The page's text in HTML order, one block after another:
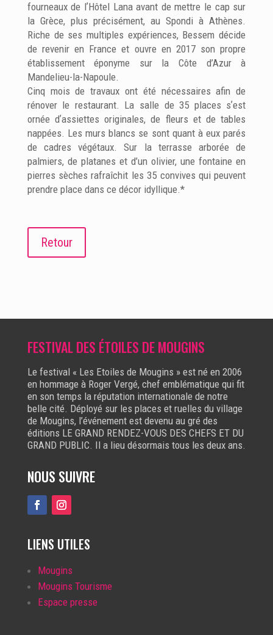
fourneaux de lʼHôtel Lana avant de mettre le cap sur
la Grèce, plus précisément, au Spondi à Athènes.
Riche de ses multiples expériences, Bessem décide
de revenir en France et ouvre en 2017 son propre
établissement éponyme sur la Côte d’Azur à
Mandelieu-la-Napoule.
Cinq mois de travaux ont été nécessaires afin de
rénover le restaurant. La salle de 35 places sʼest
ornée dʼassiettes originales, de fleurs et de tables
nappées. Les murs blancs se sont quant à eux parés
de cadres végétaux. Sur la terrasse arborée de
palmiers, de platanes et d’un olivier, une fontaine en
pierres sèches rafraîchit les 35 convives qui peuvent
prendre place dans ce décor idyllique.*
Retour
FESTIVAL DES ÉTOILES DE MOUGINS
Le festival « Les Etoiles de Mougins » est né en 2006
en hommage à Roger Vergé, chef emblématique qui fit
en son temps la réputation internationale de notre
belle cité. Déployé sur les places et ruelles du village
de Mougins, l’événement est devenu au gré des
éditions LE GRAND RENDEZ-VOUS DES CHEFS ET DU
GRAND PUBLIC. Il a lieu désormais tous les deux ans.
NOUS SUIVRE
LIENS UTILES
Mougins
Mougins Tourisme
Espace presse